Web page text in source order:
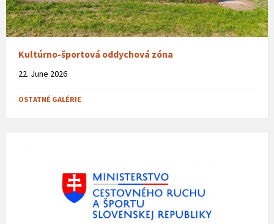
Kultúrno-športová oddychová zóna
22. June 2026
OSTATNÉ GALÉRIE